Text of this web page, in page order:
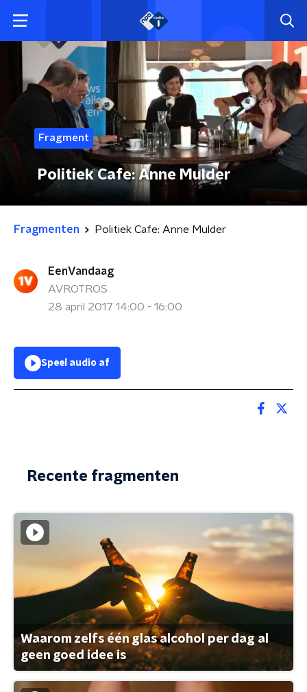
Fragment
Politiek Cafe: Anne Mulder
Fragmenten Politiek Cafe: Anne Mulder
EenVandaag
AVROTROS
28 april 2017 14:00 - 16:00
Speel audio af
Recente fragmenten
Waarom zelfs één glas alcohol per dag al
geen goed idee is